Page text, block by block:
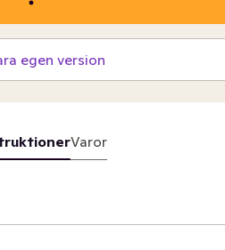
egen version
Varor